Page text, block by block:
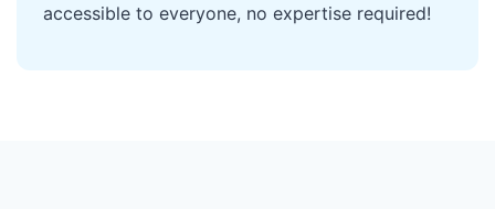
accessible to everyone, no expertise required!